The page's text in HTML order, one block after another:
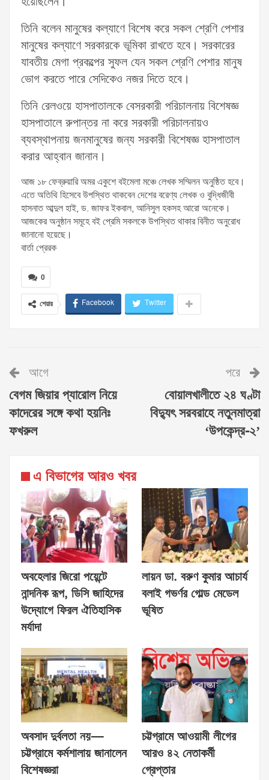
তিনি বলেন মানুষের কল্যাণে বিশেষ করে সকল শ্রেণি পেশার
মানুষের কল্যাণে সরকারকে ভূমিকা রাখতে হবে। সরকারের
যাবতীয় মেগা প্রকল্পের সুফল যেন সকল শ্রেণি পেশার মানুষ
ভোগ করতে পারে সেদিকেও নজর দিতে হবে।
তিনি রেলওয়ে হাসপাতালকে বেসরকারী পরিচালনায় বিশেষজ্ঞ
হাসপাতালে রুপান্তর না করে সরকারী পরিচালনায়ও
ব্যবস্থাপনায় জনমানুষের জন্য সরকারী বিশেষজ্ঞ হাসপাতাল
করার আহ্বান জানান।
আজ ১৮ ফেব্রুয়ারি অমর একুশে বইমেলা মঞ্চে লেখক সম্মিলন অনুষ্ঠিত হবে।
এতে অতিথি হিসেবে উপস্থিত থাকবেন দেশের বরেণ্য লেখক ও বুদ্ধিজীবী
হাসনাত আব্দুল হাই, ড. জাফর ইকবাল, আনিসুল হকসহ আরো অনেকে।
আজকের অনুষ্ঠান সমূহে বই প্রেমি সকলকে উপস্থিত থাকার বিনীত অনুরোধ
জানানো হয়েছে।
বার্তা প্রেরক
0
শেয়ার Facebook Twitter
আগে
বেগম জিয়ার প্যারোল নিয়ে
কাদেরের সঙ্গে কথা হয়নিঃ
ফখরুল
পরে
বোয়ালখালীতে ২৪ ঘণ্টা
বিদ্যুৎ সরবরাহে নতুনমাত্রা
‘উপকেন্দ্র-২’
এ বিভাগের আরও খবর
অবহেলার জিরো পয়েন্টে
নান্দনিক রূপ, ডিসি জাহিদের
উদ্যোগে ফিরল ঐতিহাসিক
মর্যাদা
লায়ন ডা. বরুণ কুমার আচার্য
বলাই গভর্ণর গোল্ড মেডেল
ভূষিত
অবসাদ দুর্বলতা নয়—
চট্টগ্রামে কর্মশালায় জানালেন
বিশেষজ্ঞরা
চট্টগ্রামে আওয়ামী লীগের
আরও ৪২ নেতাকর্মী
গ্রেপ্তার